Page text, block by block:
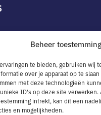
Beheer toestemming
te bieden, gebruiken wij
over je apparaat op te
met deze technologieën
ID's op deze site
intrekt, kan dit een
en mogelijkheden.